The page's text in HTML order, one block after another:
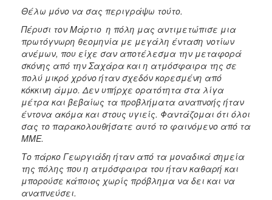
Θέλω μόνο να σας περιγράψω τούτο.
Πέρυσι τον Μάρτιο η πόλη μας αντιμετώπισε μια
πρωτόγνωρη θεομηνία με μεγάλη ένταση νοτίων
ανέμων, που είχε σαν αποτέλεσμα την μεταφορά
σκόνης από την Σαχάρα και η ατμόσφαιρα της σε
πολύ μικρό χρόνο ήταν σχεδόν κορεσμένη από
κόκκινη άμμο. Δεν υπήρχε ορατότητα στα λίγα
μέτρα και βεβαίως τα προβλήματα αναπνοής ήταν
έντονα ακόμα και στους υγιείς. Φαντάζομαι ότι όλοι
σας το παρακολουθήσατε αυτό το φαινόμενο από τα
ΜΜΕ.
Το πάρκο Γεωργιάδη ήταν από τα μοναδικά σημεία
της πόλης που η ατμόσφαιρα του ήταν καθαρή και
μπορούσε κάποιος χωρίς πρόβλημα να δει και να
αναπνεύσει.